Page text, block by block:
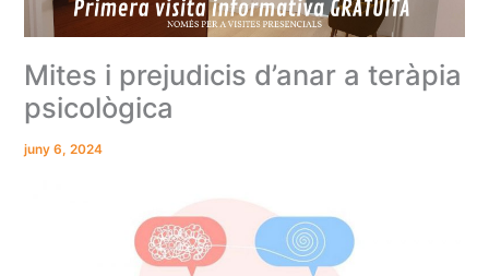
Mites i prejudicis d’anar a teràpia
psicològica
juny 6, 2024